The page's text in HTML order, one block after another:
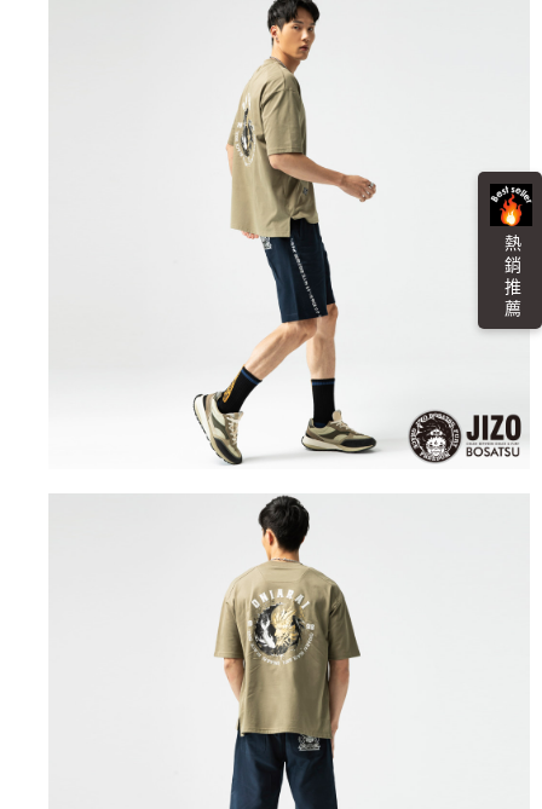
熱 銷 推 薦
４．使用「AFTEE先享後付」時，將依據個別帳號之用戶狀況，依本公司即
時審查核予不同之上限額度；若仍有額度不足之情形，本公司將視審查結果
５．嚴禁一人註冊多個帳號或使用他人資訊註冊。若發現惡意使用之情形，
恩沛科技股份有限公司將有權停止該用戶之使用額度並採取法律行動。
每筆NT$100，滿NT$3,000(含以上)免運費